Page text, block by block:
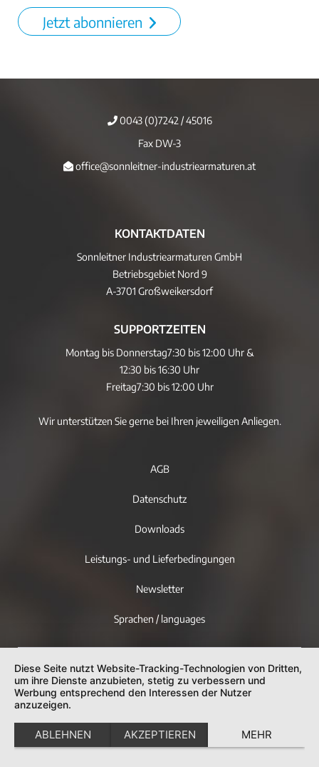
Jetzt abonnieren
0043 (0)7242 / 45016
Fax DW-3
office@sonnleitner-industriearmaturen.at
KONTAKTDATEN
Sonnleitner Industriearmaturen GmbH
Betriebsgebiet Nord 9
A-3701 Großweikersdorf
SUPPORTZEITEN
Montag bis Donnerstag7:30 bis 12:00 Uhr &
12:30 bis 16:30 Uhr
Freitag7:30 bis 12:00 Uhr
Wir unterstützen Sie gerne bei Ihren jeweiligen Anliegen.
AGB
Datenschutz
Downloads
Leistungs- und Lieferbedingungen
Newsletter
Sprachen / languages
Diese Seite nutzt Website-Tracking-Technologien von Dritten,
um ihre Dienste anzubieten, stetig zu verbessern und
Werbung entsprechend den Interessen der Nutzer
anzuzeigen.
ABLEHNEN AKZEPTIEREN MEHR